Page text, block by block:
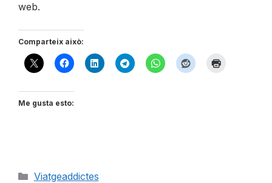
web.
Comparteix això:
Me gusta esto:
Categorías
Viatgeaddictes